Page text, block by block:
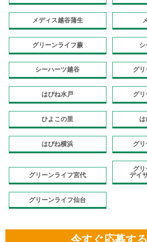
メディス越谷蒲生
グリーンライフ蕨
シーハーツ越谷 グ
はぴね水戸 グ
ひよこの里
はぴね横浜 グ
グリーンライフ宮代
グ
デイ
グリーンライフ仙台
今すぐ応募する